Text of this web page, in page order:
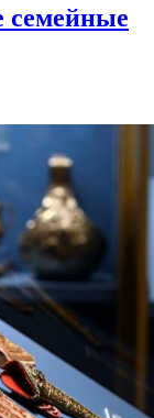
семейные